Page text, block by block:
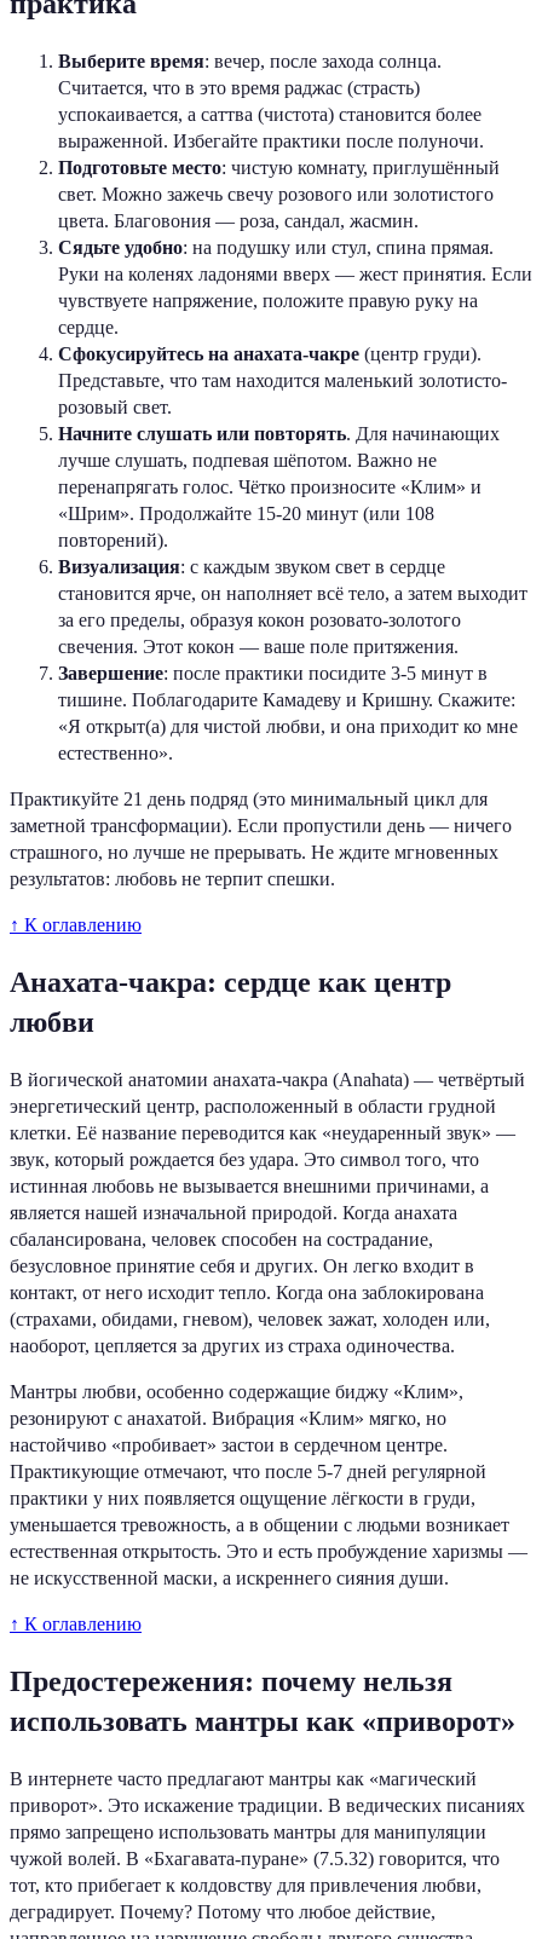
Выберите время: вечер, после захода солнца.
Считается, что в это время раджас (страсть)
успокаивается, а саттва (чистота) становится более
выраженной. Избегайте практики после полуночи.
Подготовьте место: чистую комнату, приглушённый
свет. Можно зажечь свечу розового или золотистого
цвета. Благовония — роза, сандал, жасмин.
Сядьте удобно: на подушку или стул, спина прямая.
Руки на коленях ладонями вверх — жест принятия. Если
чувствуете напряжение, положите правую руку на
сердце.
Сфокусируйтесь на анахата-чакре (центр груди).
Представьте, что там находится маленький золотисто-
розовый свет.
Начните слушать или повторять. Для начинающих
лучше слушать, подпевая шёпотом. Важно не
перенапрягать голос. Чётко произносите «Клим» и
«Шрим». Продолжайте 15-20 минут (или 108
повторений).
Визуализация: с каждым звуком свет в сердце
становится ярче, он наполняет всё тело, а затем выходит
за его пределы, образуя кокон розовато-золотого
свечения. Этот кокон — ваше поле притяжения.
Завершение: после практики посидите 3-5 минут в
тишине. Поблагодарите Камадеву и Кришну. Скажите:
«Я открыт(а) для чистой любви, и она приходит ко мне
естественно».
Практикуйте 21 день подряд (это минимальный цикл для
заметной трансформации). Если пропустили день — ничего
страшного, но лучше не прерывать. Не ждите мгновенных
результатов: любовь не терпит спешки.
↑ К оглавлению
Анахата-чакра: сердце как центр
любви
В йогической анатомии анахата-чакра (Anahata) — четвёртый
энергетический центр, расположенный в области грудной
клетки. Её название переводится как «неударенный звук» —
звук, который рождается без удара. Это символ того, что
истинная любовь не вызывается внешними причинами, а
является нашей изначальной природой. Когда анахата
сбалансирована, человек способен на сострадание,
безусловное принятие себя и других. Он легко входит в
контакт, от него исходит тепло. Когда она заблокирована
(страхами, обидами, гневом), человек зажат, холоден или,
наоборот, цепляется за других из страха одиночества.
Мантры любви, особенно содержащие биджу «Клим»,
резонируют с анахатой. Вибрация «Клим» мягко, но
настойчиво «пробивает» застои в сердечном центре.
Практикующие отмечают, что после 5-7 дней регулярной
практики у них появляется ощущение лёгкости в груди,
уменьшается тревожность, а в общении с людьми возникает
естественная открытость. Это и есть пробуждение харизмы —
не искусственной маски, а искреннего сияния души.
↑ К оглавлению
Предостережения: почему нельзя
использовать мантры как «приворот»
В интернете часто предлагают мантры как «магический
приворот». Это искажение традиции. В ведических писаниях
прямо запрещено использовать мантры для манипуляции
чужой волей. В «Бхагавата-пуране» (7.5.32) говорится, что
тот, кто прибегает к колдовству для привлечения любви,
деградирует. Почему? Потому что любое действие,